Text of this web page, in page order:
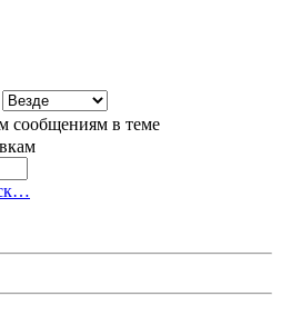
сообщениям в теме